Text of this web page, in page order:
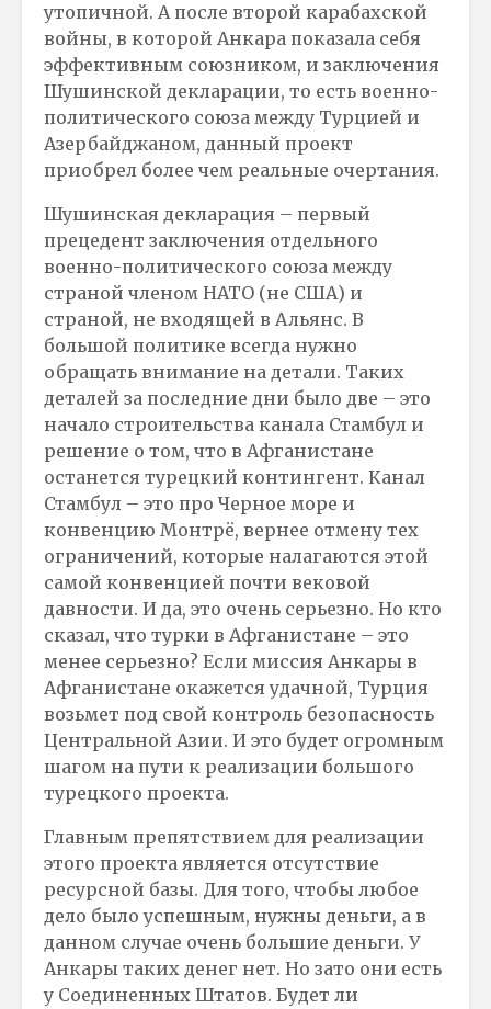
утопичной. А после второй карабахской
войны, в которой Анкара показала себя
эффективным союзником, и заключения
Шушинской декларации, то есть военно-
политического союза между Турцией и
Азербайджаном, данный проект
приобрел более чем реальные очертания.
Шушинская декларация – первый
прецедент заключения отдельного
военно-политического союза между
страной членом НАТО (не США) и
страной, не входящей в Альянс. В
большой политике всегда нужно
обращать внимание на детали. Таких
деталей за последние дни было две – это
начало строительства канала Стамбул и
решение о том, что в Афганистане
останется турецкий контингент. Канал
Стамбул – это про Черное море и
конвенцию Монтрё, вернее отмену тех
ограничений, которые налагаются этой
самой конвенцией почти вековой
давности. И да, это очень серьезно. Но кто
сказал, что турки в Афганистане – это
менее серьезно? Если миссия Анкары в
Афганистане окажется удачной, Турция
возьмет под свой контроль безопасность
Центральной Азии. И это будет огромным
шагом на пути к реализации большого
турецкого проекта.
Главным препятствием для реализации
этого проекта является отсутствие
ресурсной базы. Для того, чтобы любое
дело было успешным, нужны деньги, а в
данном случае очень большие деньги. У
Анкары таких денег нет. Но зато они есть
у Соединенных Штатов. Будет ли